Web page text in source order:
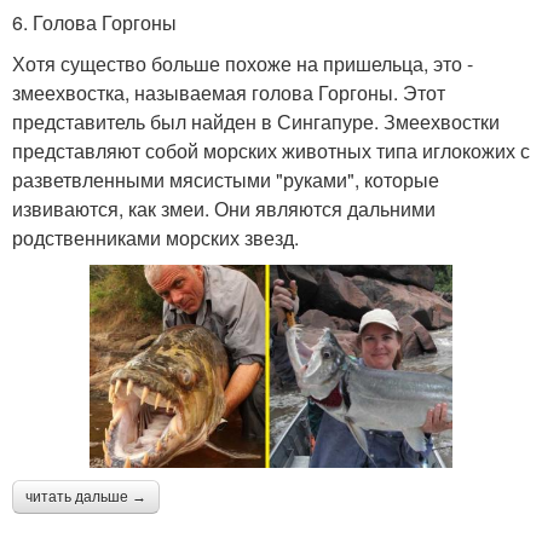
6. Голова Горгоны
Хотя существо больше похоже на пришельца, это -
змеехвостка, называемая голова Горгоны. Этот
представитель был найден в Сингапуре. Змеехвостки
представляют собой морских животных типа иглокожих с
разветвленными мясистыми "руками", которые
извиваются, как змеи. Они являются дальними
родственниками морских звезд.
читать дальше →